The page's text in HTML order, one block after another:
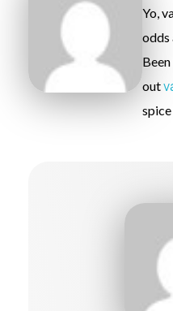
Yo,
odds
out